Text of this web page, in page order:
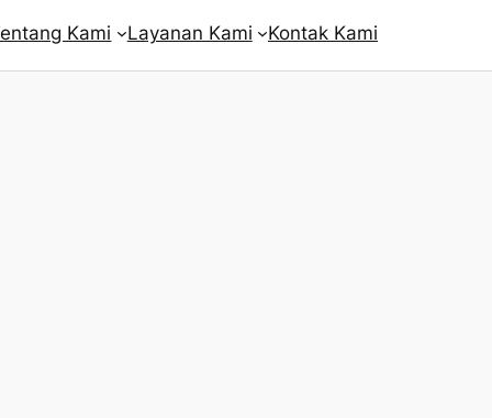
Kami Layanan Kami Kontak Kami